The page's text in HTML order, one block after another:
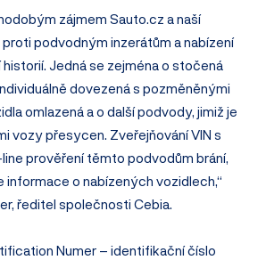
zájmem Sauto.cz a naší
podvodným inzerátům a nabízení
Jedná se zejména o stočená
dovezená s pozměněnými
omlazená a o další podvody, jimiž je
vozy přesycen. Zveřejňování VIN s
prověření těmto podvodům brání,
informace o nabízených vozidlech,“
ředitel společnosti Cebia.
Numer – identifikační číslo